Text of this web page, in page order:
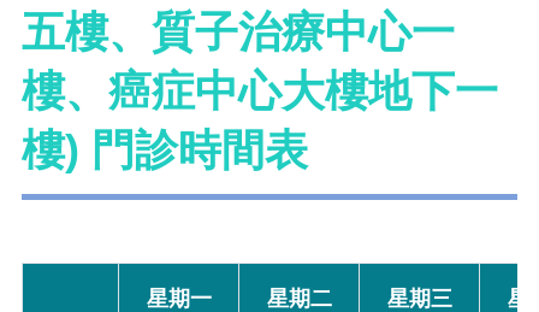
五樓、質子治療中心一
樓、癌症中心大樓地下一
樓) 門診時間表
星期一 星期二 星期三 星